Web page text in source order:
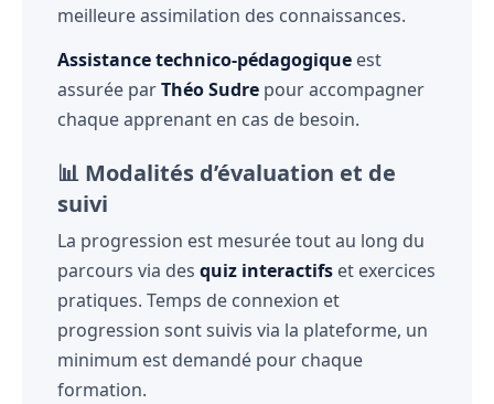
meilleure assimilation des connaissances.
Assistance technico-pédagogique est
assurée parThéo Sudre pour accompagner
chaque apprenant en cas de besoin.
📊 Modalités d’évaluation et de
suivi
La progression est mesurée tout au long du
parcours via des quiz interactifs et exercices
pratiques. Temps de connexion et
progression sont suivis via la plateforme, un
minimum est demandé pour chaque
formation.